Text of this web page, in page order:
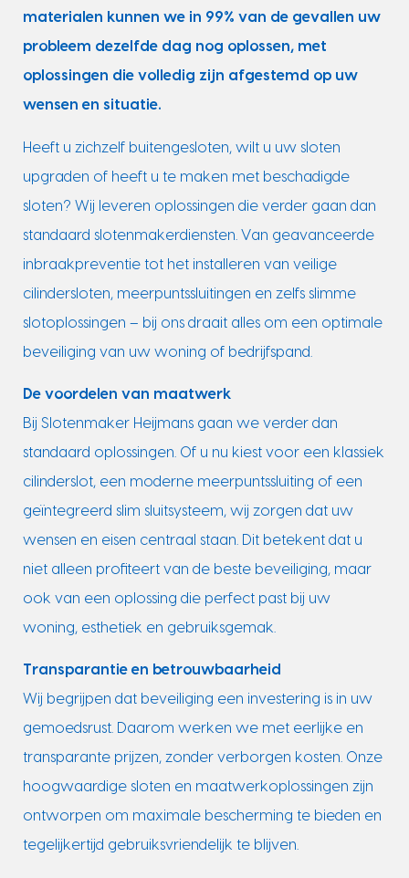
materialen kunnen we in 99% van de gevallen uw
probleem dezelfde dag nog oplossen, met
oplossingen die volledig zijn afgestemd op uw
wensen en situatie.
Heeft u zichzelf buitengesloten, wilt u uw sloten
upgraden of heeft u te maken met beschadigde
sloten? Wij leveren oplossingen die verder gaan dan
standaard slotenmakerdiensten. Van geavanceerde
inbraakpreventie tot het installeren van veilige
cilindersloten, meerpuntssluitingen en zelfs slimme
slotoplossingen – bij ons draait alles om een optimale
beveiliging van uw woning of bedrijfspand.
De voordelen van maatwerk
Bij Slotenmaker Heijmans gaan we verder dan
standaard oplossingen. Of u nu kiest voor een klassiek
cilinderslot, een moderne meerpuntssluiting of een
geïntegreerd slim sluitsysteem, wij zorgen dat uw
wensen en eisen centraal staan. Dit betekent dat u
niet alleen profiteert van de beste beveiliging, maar
ook van een oplossing die perfect past bij uw
woning, esthetiek en gebruiksgemak.
Transparantie en betrouwbaarheid
Wij begrijpen dat beveiliging een investering is in uw
gemoedsrust. Daarom werken we met eerlijke en
transparante prijzen, zonder verborgen kosten. Onze
hoogwaardige sloten en maatwerkoplossingen zijn
ontworpen om maximale bescherming te bieden en
tegelijkertijd gebruiksvriendelijk te blijven.